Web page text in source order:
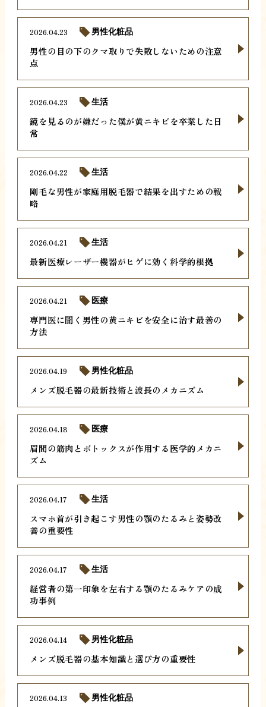
男性の目の下のクマ取りで失敗しないための注意
点
2026.04.23 男性化粧品
鏡を見るのが嫌だった僕が黄ニキビを卒業した日
常
2026.04.23 生活
剛毛な男性が家庭用脱毛器で結果を出すための戦
略
2026.04.22 生活
最新医療レーザー機器がヒゲに効く科学的根拠
2026.04.21 生活
専門医に聞く男性の黄ニキビを安全に治す最善の
方法
2026.04.21 医療
メンズ脱毛器の最新技術と波長のメカニズム
2026.04.19 男性化粧品
眉間の筋肉とボトックスが作用する医学的メカニ
ズム
2026.04.18 医療
スマホ首が引き起こす男性の顎のたるみと姿勢改
善の重要性
2026.04.17 生活
経営者の第一印象を左右する顎のたるみケアの成
功事例
2026.04.17 生活
メンズ脱毛器の基本知識と選び方の重要性
2026.04.14 男性化粧品
2026.04.13 男性化粧品